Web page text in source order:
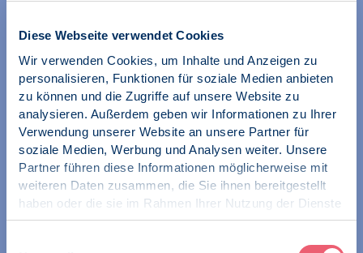
Diese Webseite verwendet Cookies
Wir verwenden Cookies, um Inhalte und Anzeigen zu
personalisieren, Funktionen für soziale Medien anbieten
zu können und die Zugriffe auf unsere Website zu
analysieren. Außerdem geben wir Informationen zu Ihrer
Verwendung unserer Website an unsere Partner für
soziale Medien, Werbung und Analysen weiter. Unsere
Partner führen diese Informationen möglicherweise mit
weiteren Daten zusammen, die Sie ihnen bereitgestellt
haben oder die sie im Rahmen Ihrer Nutzung der Dienste
gesammelt haben.
Wir unterstützen alle Psychologinnen und Psychologen in
ihrer Berufsausübung und bei der Festigung ihrer
professionellen Identität. Dies erreichen wir unter
anderem durch Orientierung beim Aufbau der beruflichen
Existenz sowie durch die kontinuierliche Bereitstellung
aktueller Informationen aus Wissenschaft und Praxis für
den Berufsalltag.
Wir erschließen und sichern Berufsfelder und sorgen